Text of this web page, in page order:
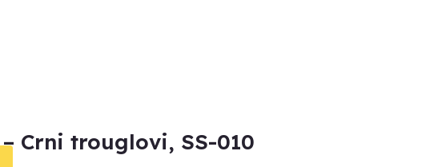
Crni trouglovi, SS-010